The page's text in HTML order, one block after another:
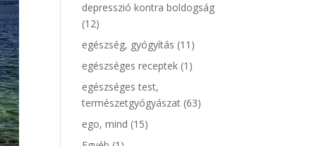
depresszió kontra boldogság
(12)
egészség, gyógyítás (11)
egészséges receptek (1)
egészséges test,
természetgyógyászat (63)
ego, mind (15)